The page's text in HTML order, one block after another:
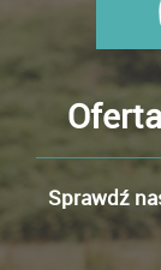
Sprawdź